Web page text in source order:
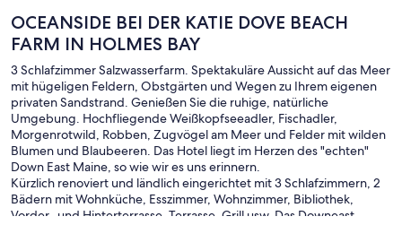
OCEANSIDE BEI DER KATIE DOVE BEACH
FARM IN HOLMES BAY
3 Schlafzimmer Salzwasserfarm. Spektakuläre Aussicht auf das Meer
mit hügeligen Feldern, Obstgärten und Wegen zu Ihrem eigenen
privaten Sandstrand. Genießen Sie die ruhige, natürliche
Umgebung. Hochfliegende Weißkopfseeadler, Fischadler,
Morgenrotwild, Robben, Zugvögel am Meer und Felder mit wilden
Blumen und Blaubeeren. Das Hotel liegt im Herzen des "echten"
Down East Maine, so wie wir es uns erinnern.
Kürzlich renoviert und ländlich eingerichtet mit 3 Schlafzimmern, 2
Bädern mit Wohnküche, Esszimmer, Wohnzimmer, Bibliothek,
Vorder- und Hinterterrasse, Terrasse, Grill usw. Das Downeast-